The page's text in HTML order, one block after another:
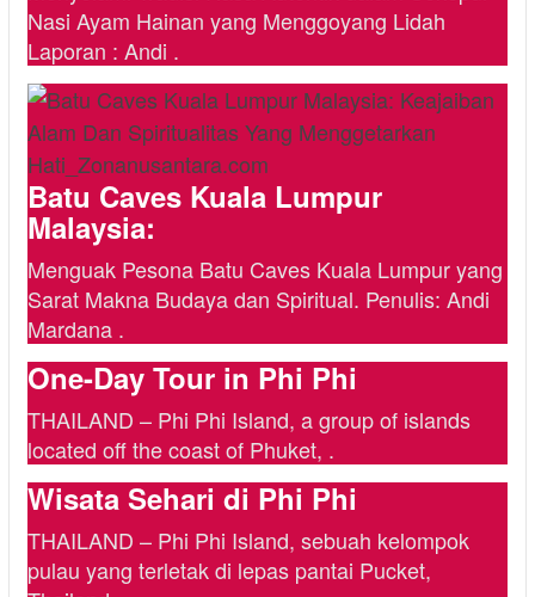
Nasi Ayam Hainan yang Menggoyang Lidah
Laporan : Andi .
Batu Caves Kuala Lumpur
Malaysia:
Menguak Pesona Batu Caves Kuala Lumpur yang
Sarat Makna Budaya dan Spiritual. Penulis: Andi
Mardana .
One-Day Tour in Phi Phi
THAILAND – Phi Phi Island, a group of islands
located off the coast of Phuket, .
Wisata Sehari di Phi Phi
THAILAND – Phi Phi Island, sebuah kelompok
pulau yang terletak di lepas pantai Pucket,